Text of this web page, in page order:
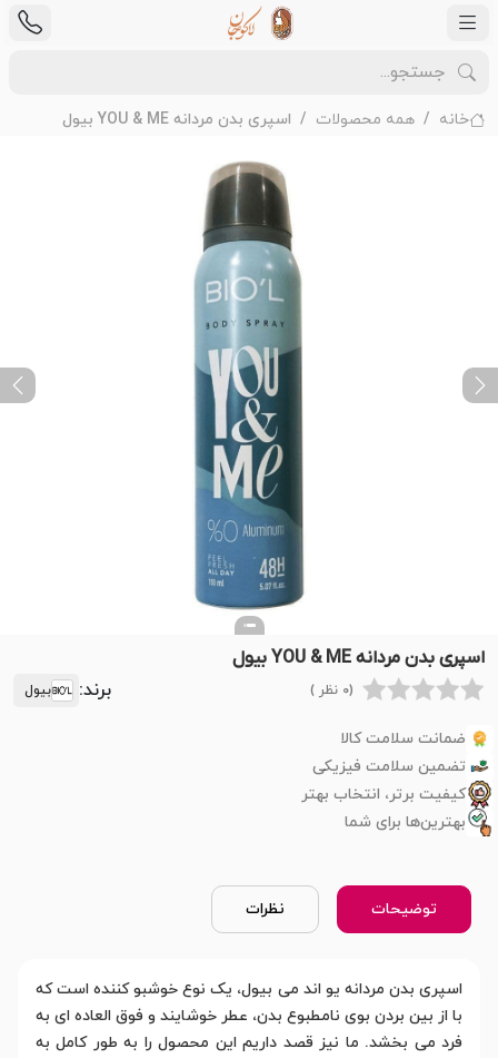
خانه همه محصولات اسپری بدن مردانه YOU & ME بیول
Previous
اسپری بدن مردانه YOU & ME بیول
(0 نظر ) برند: بیول
ضمانت سلامت کالا
تضمین سلامت فیزیکی
کیفیت برتر، انتخاب بهتر
بهترین‌ها برای شما
توضیحات نظرات
اسپری بدن مردانه یو اند می بیول، یک نوع خوشبو کننده است که
با از بین بردن بوی نامطبوع بدن، عطر خوشایند و فوق العاده ای به
فرد می بخشد. ما نیز قصد داریم این محصول را به طور کامل به